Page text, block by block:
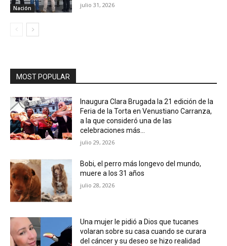
Nación julio 31, 2026
MOST POPULAR
Inaugura Clara Brugada la 21 edición de la
Feria de la Torta en Venustiano Carranza,
a la que consideró una de las
celebraciones más...
julio 29, 2026
Bobi, el perro más longevo del mundo,
muere a los 31 años
julio 28, 2026
Una mujer le pidió a Dios que tucanes
volaran sobre su casa cuando se curara
del cáncer y su deseo se hizo realidad